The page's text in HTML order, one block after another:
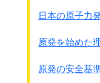
担当したネグリセ
●南警備隊命令
日本の原子力
原発を始めた
原発の安全基